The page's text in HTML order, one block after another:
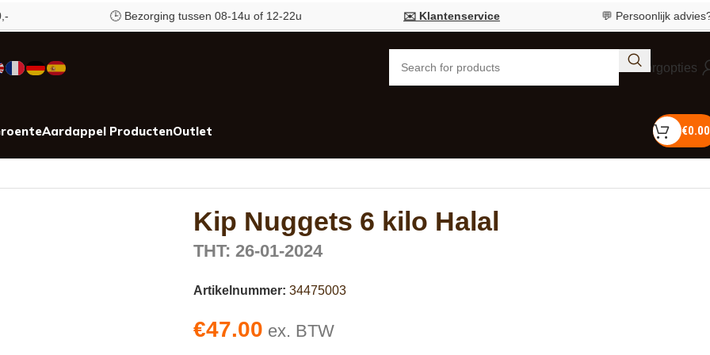
🕒 Bezorging tussen 08-14u of 12-22u ✉️ Klantenservice 💬 Persoonlijk advies?Bel
Bezorgopties
Aardappel ProductenOutlet €0.00
Kip Nuggets 6 kilo Halal
THT: 26-01-2024
Artikelnummer: 34475003
€47.00 ex. BTW